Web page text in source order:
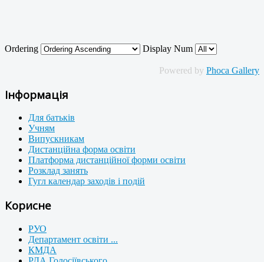
Ordering Display Num
Powered by Phoca Gallery
Інформація
Для батьків
Учням
Випускникам
Дистанційна форма освіти
Платформа дистанційної форми освіти
Розклад занять
Гугл календар заходів і подій
Корисне
РУО
Департамент освіти ...
КМДА